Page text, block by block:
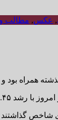
, عکس, مطالب
گذشته
و ۱۵۵ هزار واحدی رسید.
شاخص